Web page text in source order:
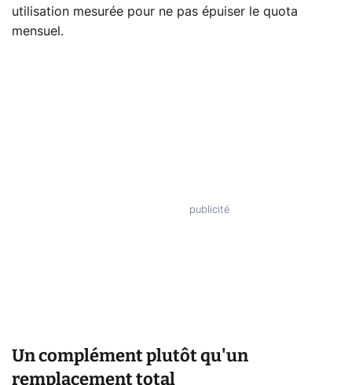
utilisation mesurée pour ne pas épuiser le quota
mensuel.
Un complément plutôt qu'un
remplacement total